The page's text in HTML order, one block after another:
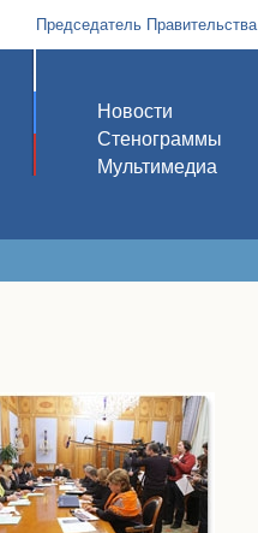
Председатель Правительства
Новости
Стенограммы
Мультимедиа